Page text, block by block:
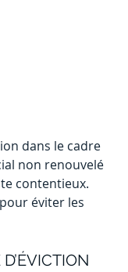
dans le cadre
non renouvelé
contentieux.
éviter les